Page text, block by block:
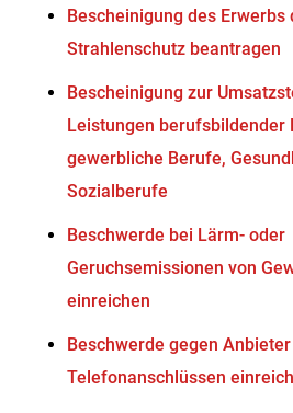
Bescheinigung des Erwerbs
Strahlenschutz beantragen
Bescheinigung zur
Leistungen berufsbildender
gewerbliche Berufe,
Sozialberufe
Beschwerde bei Lärm- oder
Geruchsemissionen von
einreichen
Beschwerde gegen
Telefonanschlüssen